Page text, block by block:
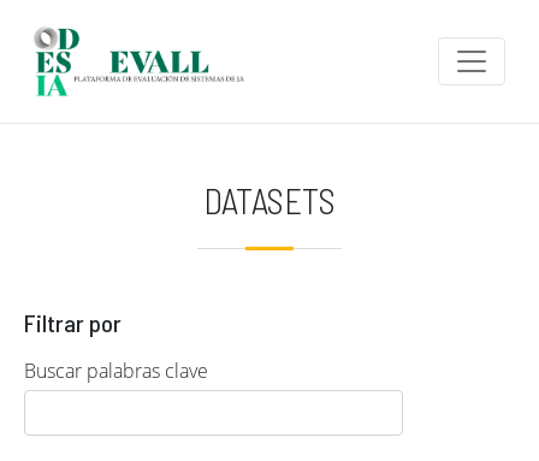
DATASETS
Filtrar por
Buscar palabras clave